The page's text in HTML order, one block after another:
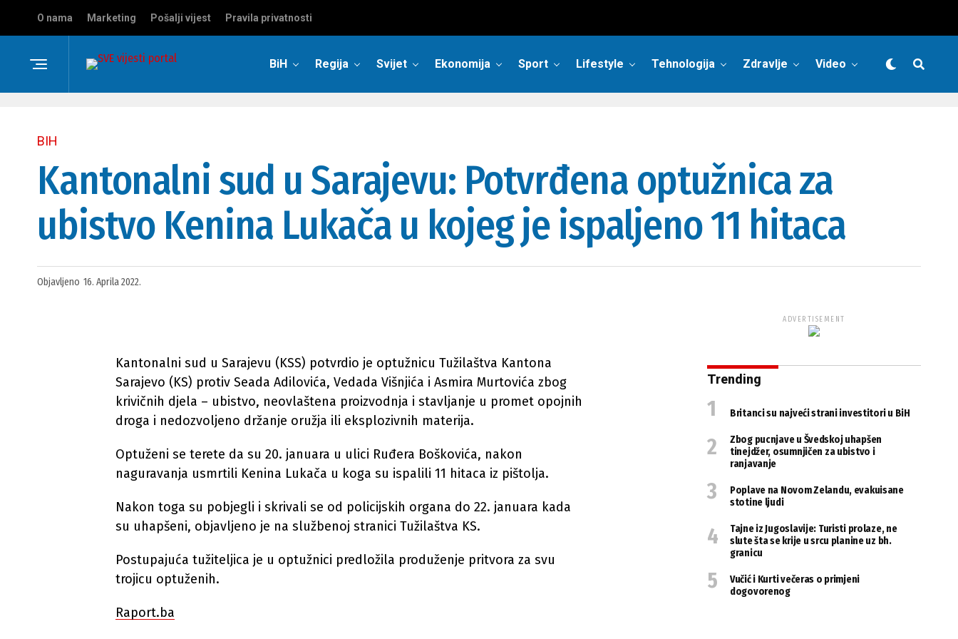
O nama Marketing Pošalji vijest Pravila privatnosti
BiH Regija Svijet Ekonomija Sport Lifestyle Tehnologija Zdravlje Video
BIH
Kantonalni sud u Sarajevu: Potvrđena optužnica za
ubistvo Kenina Lukača u kojeg je ispaljeno 11 hitaca
Objavljeno 16. Aprila 2022.
Kantonalni sud u Sarajevu (KSS) potvrdio je optužnicu Tužilaštva Kantona
Sarajevo (KS) protiv Seada Adilovića, Vedada Višnjića i Asmira Murtovića zbog
krivičnih djela – ubistvo, neovlaštena proizvodnja i stavljanje u promet opojnih
droga i nedozvoljeno držanje oružja ili eksplozivnih materija.
Optuženi se terete da su 20. januara u ulici Ruđera Boškovića, nakon
naguravanja usmrtili Kenina Lukača u koga su ispalili 11 hitaca iz pištolja.
Nakon toga su pobjegli i skrivali se od policijskih organa do 22. januara kada
su uhapšeni, objavljeno je na službenoj stranici Tužilaštva KS.
Postupajuća tužiteljica je u optužnici predložila produženje pritvora za svu
trojicu optuženih.
Raport.ba
ADVERTISEMENT
Trending
Britanci su najveći strani investitori u BiH
Zbog pucnjave u Švedskoj uhapšen
tinejdžer, osumnjičen za ubistvo i
ranjavanje
Poplave na Novom Zelandu, evakuisane
stotine ljudi
Tajne iz Jugoslavije: Turisti prolaze, ne
slute šta se krije u srcu planine uz bh.
granicu
Vučić i Kurti večeras o primjeni
dogovorenog